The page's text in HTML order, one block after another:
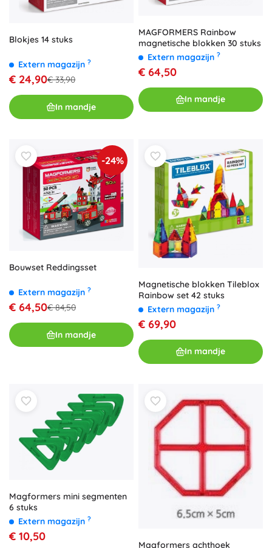
Blokjes 14 stuks
Extern magazijn ?
€ 24,90€ 33,90
In mandje
MAGFORMERS Rainbow
magnetische blokken 30 stuks
Extern magazijn ?
€ 64,50
In mandje
-24%
Bouwset Reddingsset
Extern magazijn ?
€ 64,50€ 84,50
In mandje
Magnetische blokken Tileblox
Rainbow set 42 stuks
Extern magazijn ?
€ 69,90
In mandje
Magformers mini segmenten
6 stuks
Extern magazijn ?
€ 10,50
Magformers achthoek